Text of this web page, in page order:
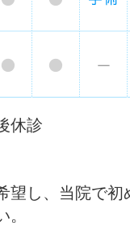
休診
し、当院で初